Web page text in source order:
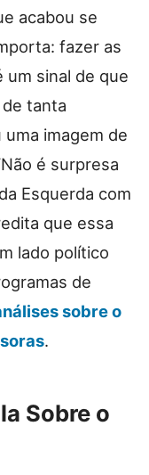
acabou se
fazer as
um sinal de que
tanta
imagem de
é surpresa
Esquerda com
que essa
lado político
de
sobre o
.
Sobre o